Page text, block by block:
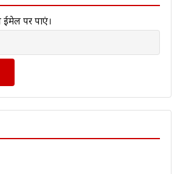
पर पाएं।